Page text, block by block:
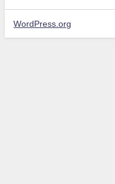
WordPress.org